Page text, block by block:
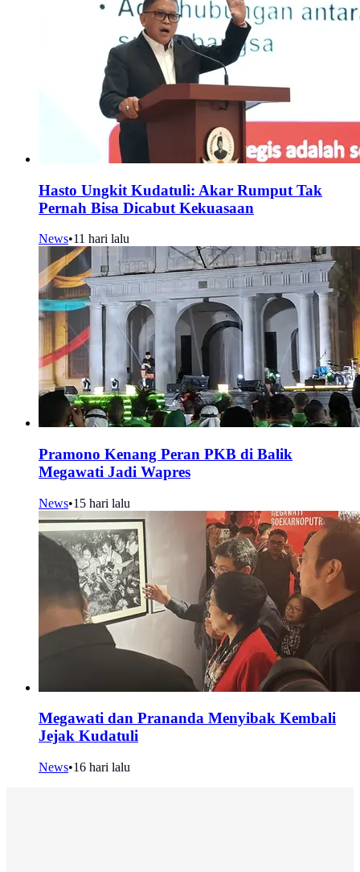
Hasto Ungkit Kudatuli: Akar Rumput Tak
Pernah Bisa Dicabut Kekuasaan
News•11 hari lalu
Pramono Kenang Peran PKB di Balik
Megawati Jadi Wapres
News•15 hari lalu
Megawati dan Prananda Menyibak Kembali
Jejak Kudatuli
News•16 hari lalu